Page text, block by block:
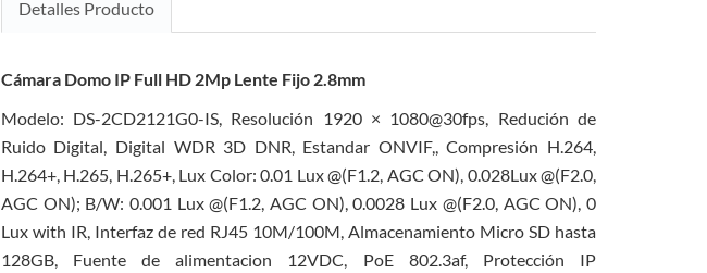
Detalles Producto
Cámara Domo IP Full HD 2Mp Lente Fijo 2.8mm
Modelo: DS-2CD2121G0-IS, Resolución 1920 × 1080@30fps, Redución de
Ruido Digital, Digital WDR 3D DNR, Estandar ONVIF,, Compresión H.264,
H.264+, H.265, H.265+, Lux Color: 0.01 Lux @(F1.2, AGC ON), 0.028Lux @(F2.0,
AGC ON); B/W: 0.001 Lux @(F1.2, AGC ON), 0.0028 Lux @(F2.0, AGC ON), 0
Lux with IR, Interfaz de red RJ45 10M/100M, Almacenamiento Micro SD hasta
128GB, Fuente de alimentacion 12VDC, PoE 802.3af, Protección IP